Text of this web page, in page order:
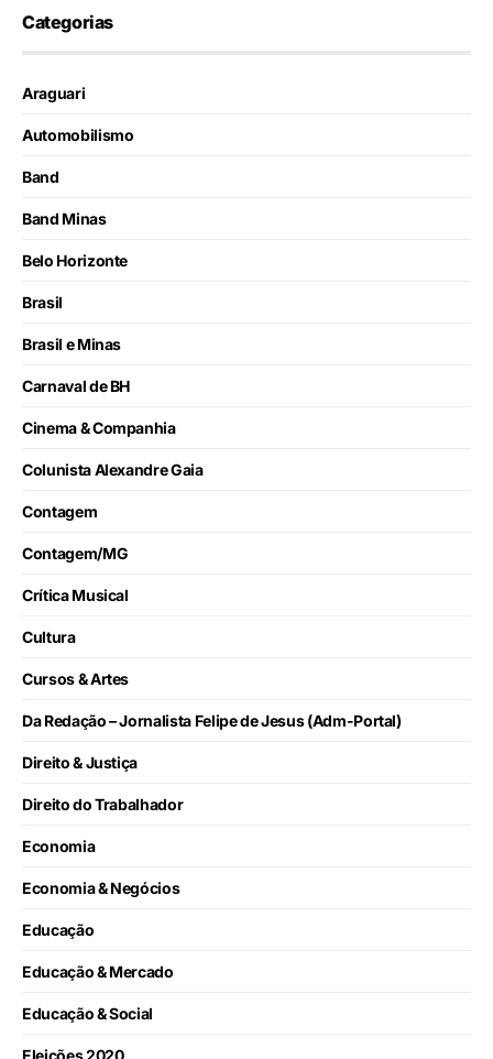
Categorias
Araguari
Automobilismo
Band
Band Minas
Belo Horizonte
Brasil
Brasil e Minas
Carnaval de BH
Cinema & Companhia
Colunista Alexandre Gaia
Contagem
Contagem/MG
Crítica Musical
Cultura
Cursos & Artes
Da Redação – Jornalista Felipe de Jesus (Adm-Portal)
Direito & Justiça
Direito do Trabalhador
Economia
Economia & Negócios
Educação
Educação & Mercado
Educação & Social